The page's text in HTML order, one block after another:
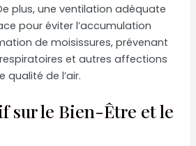
plus, une ventilation adéquate
pour éviter l’accumulation
de moisissures, prévenant
et autres affections
qualité de l’air.
sur le Bien-Être et le